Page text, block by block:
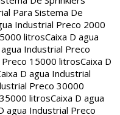
Para Sistema De
Industrial Preco 2000
litrosCaixa D agua
agua Industrial Preco
Preco 15000 litrosCaixa D
D agua Industrial
Preco 30000
litrosCaixa D agua
agua Industrial Preco